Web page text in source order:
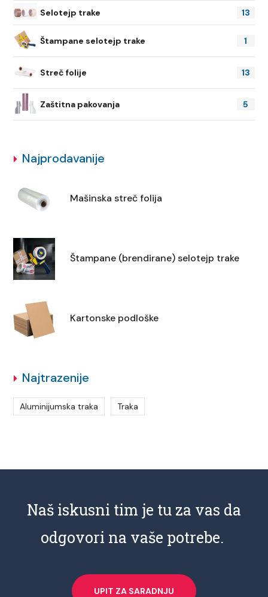
Selotejp trake 13
Štampane selotejp trake 1
Streč folije 13
Zaštitna pakovanja 5
Najprodavanije
Mašinska streč folija
Štampane (brendirane) selotejp trake
Kartonske podloške
Najtrazenije
Aluminijumska traka Traka
Naš iskusni tim je tu za vas da
odgovori na vaše potrebe.
UPIT ZA SARADNJU